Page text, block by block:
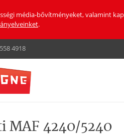
média-bővítményeket, valamint
.
4918
MAF 4240/5240